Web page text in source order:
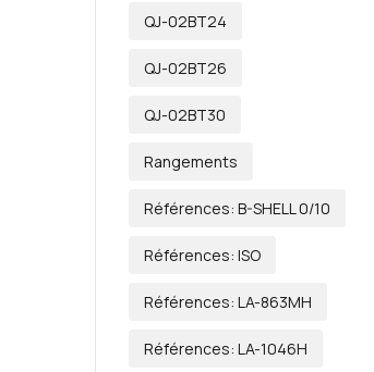
QJ-02BT24
QJ-02BT26
QJ-02BT30
Rangements
Références: B-SHELL 0/10
Références: ISO
Références: LA-863MH
Références: LA-1046H